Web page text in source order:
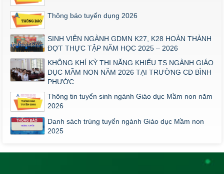
Thông báo tuyển dụng 2026
SINH VIÊN NGÀNH GDMN K27, K28 HOÀN THÀNH
ĐỢT THỰC TẬP NĂM HỌC 2025 – 2026
KHÔNG KHÍ KỲ THI NĂNG KHIẾU TS NGÀNH GIÁO
DỤC MẦM NON NĂM 2026 TẠI TRƯỜNG CĐ BÌNH
PHƯỚC
Thông tin tuyển sinh ngành Giáo dục Mầm non năm
2026
Danh sách trúng tuyển ngành Giáo dục Mầm non
2025